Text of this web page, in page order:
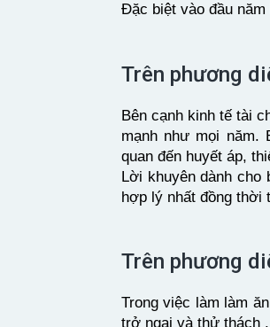
Đặc biệt vào đầu
Trên phương
Bên cạnh kinh tế tài
mạnh như mọi năm.
quan đến huyết áp,
Lời khuyên dành cho
hợp lý nhất đồng thời
Trên phương
Trong việc làm làm
trở ngại và thử thách .